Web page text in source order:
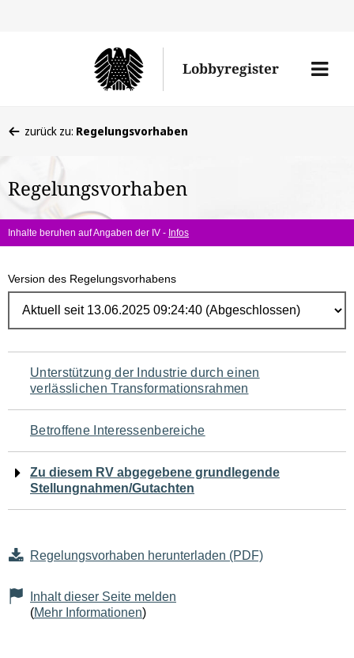
Lobbyregister
Menü
befinden
hier:
zurück zu: Regelungsvorhaben
Regelungsvorhaben
Inhalte beruhen auf Angaben der IV - Infos
Version des Regelungsvorhabens
Navigation
für
den
Seiteninhalt
Unterstützung der Industrie durch einen
verlässlichen Transformationsrahmen
Betroffene Interessenbereiche
Zu diesem RV abgegebene grundlegende
Stellungnahmen/Gutachten
Regelungsvorhaben herunterladen (PDF)
Inhalt dieser Seite melden
(Mehr Informationen)